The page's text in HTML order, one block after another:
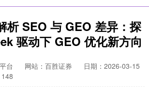
析 SEO 与 GEO 差异：探
驱动下 GEO 优化新方向
台 网站：百胜证券
日期：2026-03-15